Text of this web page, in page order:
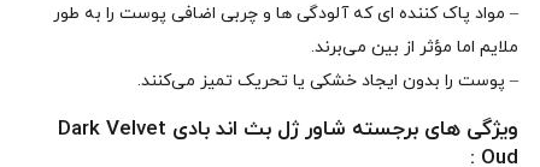
– مواد پاک‌ کننده‌ ای که آلودگی‌ ها و چربی اضافی پوست را به‌ طور
ملایم اما مؤثر از بین می‌برند.
– پوست را بدون ایجاد خشکی یا تحریک تمیز می‌کنند.
ویژگی‌ های برجسته شاور ژل بث اند بادی Dark Velvet
Oud :